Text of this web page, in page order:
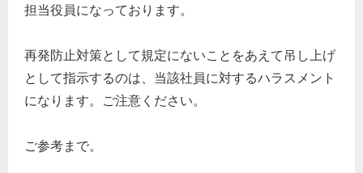
担当役員になっております。
再発防止対策として規定にないことをあえて吊し上げ
として指示するのは、当該社員に対するハラスメント
になります。ご注意ください。
ご参考まで。